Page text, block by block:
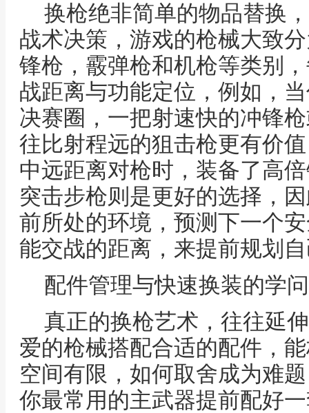
换枪绝非简单的物品替换
战术决策，游戏的枪械大致
锋枪，霰弹枪和机枪等类别
战距离与功能定位，例如，
决赛圈，一把射速快的冲锋
往比射程远的狙击枪更有价
中远距离对枪时，装备了高
突击步枪则是更好的选择，
前所处的环境，预测下一个
能交战的距离，来提前规划
配件管理与快速换装的学问
真正的换枪艺术，往往延
爱的枪械搭配合适的配件，
空间有限，如何取舍成为难
你最常用的主武器提前配好